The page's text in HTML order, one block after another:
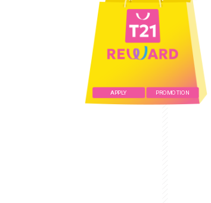
APPLY PROMOTION